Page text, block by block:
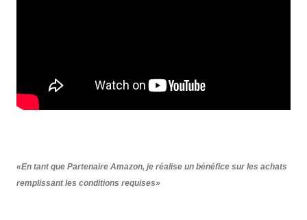
«En tant que Partenaire Amazon, je réalise un bénéfice sur les achats
remplissant les conditions requises»